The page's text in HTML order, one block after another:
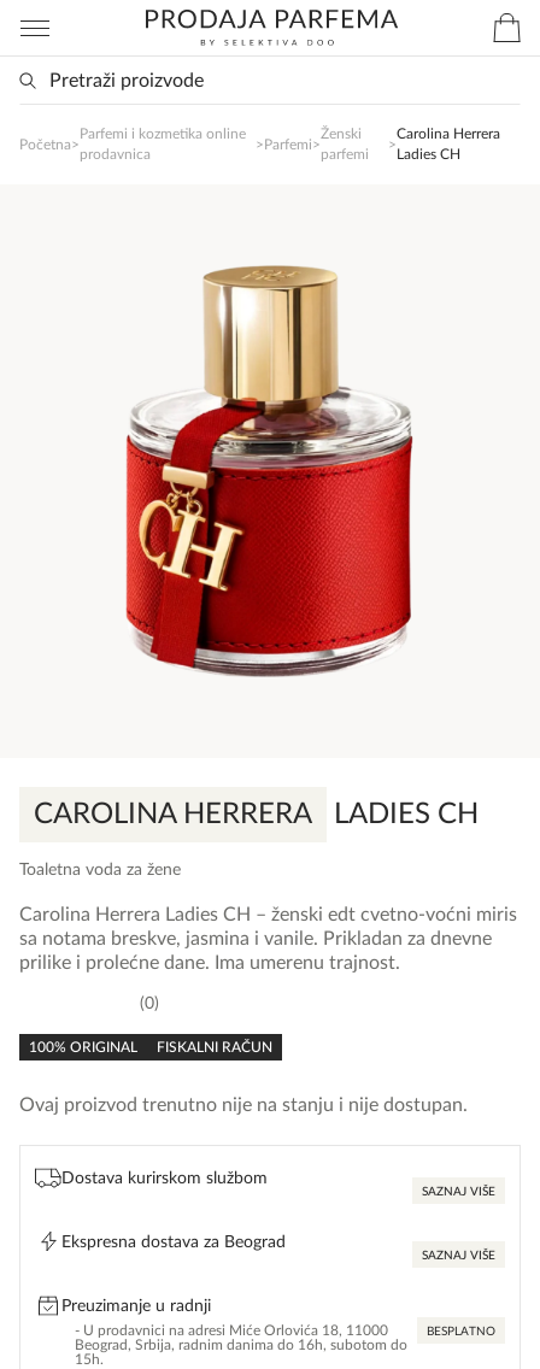
Početna>
Parfemi i kozmetika online
prodavnica
>Parfemi>
Ženski
parfemi
>
Carolina Herrera
Ladies CH
CAROLINA HERRERA LADIES CH
Toaletna voda za žene
rating
0
100% ORIGINAL FISKALNI RAČUN
Carolina Herrera Ladies CH – ženski edt cvetno-voćni miris
sa notama breskve, jasmina i vanile. Prikladan za dnevne
prilike i prolećne dane. Ima umerenu trajnost.
Ovaj proizvod trenutno nije na stanju i nije dostupan.
Dostava kurirskom službom
SAZNAJ VIŠE
Ekspresna dostava za Beograd
SAZNAJ VIŠE
Preuzimanje u radnji
- U prodavnici na adresi Miće Orlovića 18, 11000
Beograd, Srbija, radnim danima do 16h, subotom do
15h.
BESPLATNO
SlađanAi Asistent
poručite svoj omiljeni parfem danas ali i za